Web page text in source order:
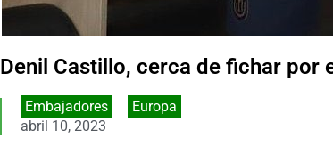
Denil Castillo, cerca de fichar por
Embajadores
Europa
abril 10, 2023